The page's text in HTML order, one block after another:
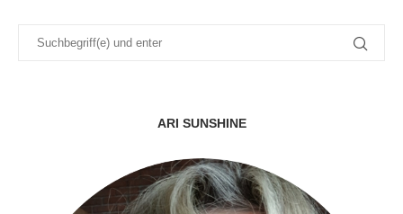
ARI SUNSHINE